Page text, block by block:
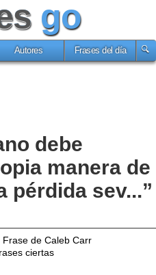
go
Autores Frases del día
debe
manera de
pérdida sev...”
Frase de Caleb Carr
ciertas